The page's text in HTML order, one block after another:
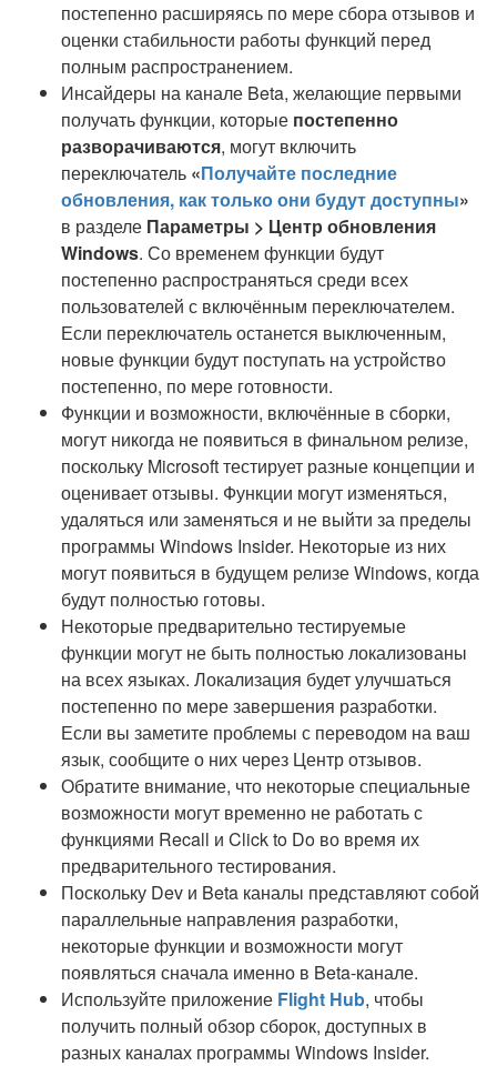
постепенно расширяясь по мере сбора отзывов и
оценки стабильности работы функций перед
полным распространением.
Инсайдеры на канале Beta, желающие первыми
получать функции, которые постепенно
разворачиваются, могут включить
переключатель «Получайте последние
обновления, как только они будут доступны»
в разделе Параметры > Центр обновления
Windows. Со временем функции будут
постепенно распространяться среди всех
пользователей с включённым переключателем.
Если переключатель останется выключенным,
новые функции будут поступать на устройство
постепенно, по мере готовности.
Функции и возможности, включённые в сборки,
могут никогда не появиться в финальном релизе,
поскольку Microsoft тестирует разные концепции и
оценивает отзывы. Функции могут изменяться,
удаляться или заменяться и не выйти за пределы
программы Windows Insider. Некоторые из них
могут появиться в будущем релизе Windows, когда
будут полностью готовы.
Некоторые предварительно тестируемые
функции могут не быть полностью локализованы
на всех языках. Локализация будет улучшаться
постепенно по мере завершения разработки.
Если вы заметите проблемы с переводом на ваш
язык, сообщите о них через Центр отзывов.
Обратите внимание, что некоторые специальные
возможности могут временно не работать с
функциями Recall и Click to Do во время их
предварительного тестирования.
Поскольку Dev и Beta каналы представляют собой
параллельные направления разработки,
некоторые функции и возможности могут
появляться сначала именно в Beta-канале.
Используйте приложение Flight Hub, чтобы
получить полный обзор сборок, доступных в
разных каналах программы Windows Insider.